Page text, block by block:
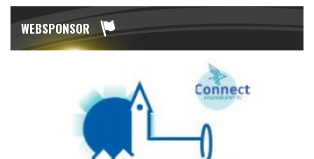
WEBSPONSOR